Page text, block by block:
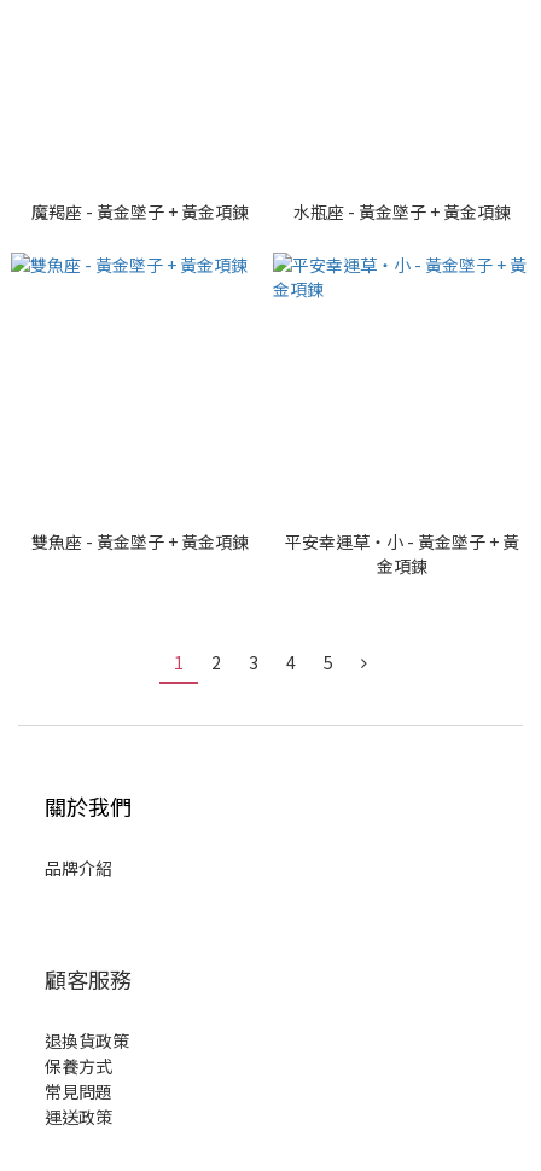
魔羯座 - 黃金墜子 + 黃金項鍊 水瓶座 - 黃金墜子 + 黃金項鍊
雙魚座 - 黃金墜子 + 黃金項鍊
平安幸運草・小 - 黃金墜子 + 黃
金項鍊
1 2 3 4 5
關於我們
品牌介紹
顧客服務
退換貨政策
保養方式
常見問題
運送政策